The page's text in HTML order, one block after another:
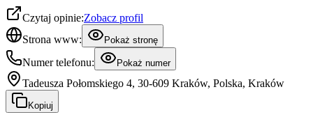
Czytaj opinie:Zobacz profil
Strona www:
Pokaż stronę
Numer telefonu: Pokaż numer
Tadeusza Połomskiego 4, 30-609 Kraków, Polska, Kraków
Kopiuj